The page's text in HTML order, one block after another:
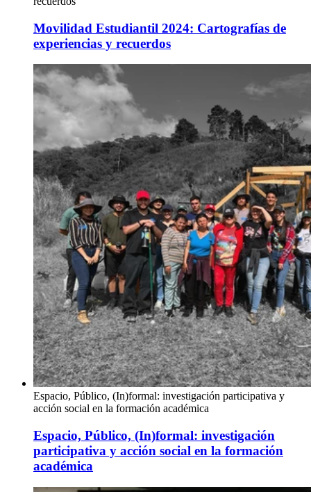
Movilidad Estudiantil 2024: Cartografías de
experiencias y recuerdos
Espacio, Público, (In)formal: investigación participativa y
acción social en la formación académica
Espacio, Público, (In)formal: investigación
participativa y acción social en la formación
académica